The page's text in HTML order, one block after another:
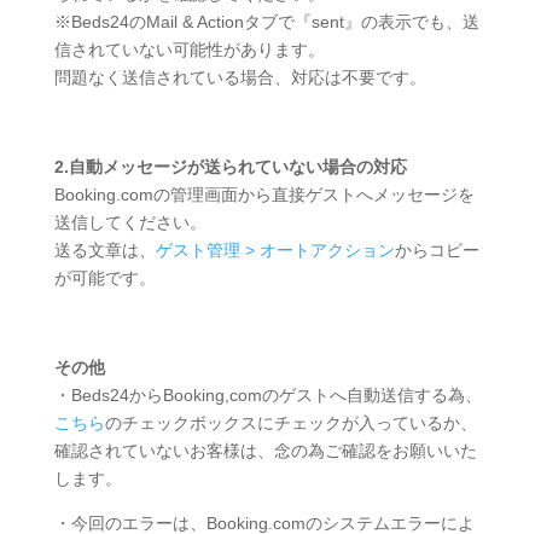
※Beds24のMail & Actionタブで『sent』の表示でも、送
信されていない可能性があります。
問題なく送信されている場合、対応は不要です。
2.自動メッセージが送られていない場合の対応
Booking.comの管理画面から直接ゲストへメッセージを
送信してください。
送る文章は、 ゲスト管理 > オートアクションからコピー
が可能です。
その他
・Beds24からBooking,comのゲストへ自動送信する為、
こちらのチェックボックスにチェックが入っているか、
確認されていないお客様は、念の為ご確認をお願いいた
します。
・今回のエラーは、Booking.comのシステムエラーによ